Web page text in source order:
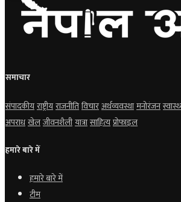
समाचार
संपादकीयराष्ट्रीयराजनीतिविचारअर्थव्यवस्थामनोरंजन
अपराधखेलजीवनशैलीयात्रासाहित्यप्रोफाइल
हमारे बारे में
हमारे बारे में
टीम